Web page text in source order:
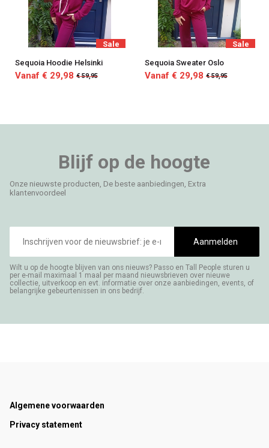
Sale
Sequoia Hoodie Helsinki
Vanaf € 29,98 € 59,95
Sale
Sequoia Sweater Oslo
Vanaf € 29,98 € 59,95
Blijf op de hoogte
Onze nieuwste producten, De beste aanbiedingen, Extra
klantenvoordeel
mailadres
Aanmelden
Wilt u op de hoogte blijven van ons nieuws? Passo en Tall People sturen u
per e-mail maximaal 1 maal per maand nieuwsbrieven over nieuwe
collectie, uitverkoop en evt. informatie over onze aanbiedingen, events, of
belangrijke gebeurtenissen in ons bedrijf.
Footer
Algemene voorwaarden
Privacy statement